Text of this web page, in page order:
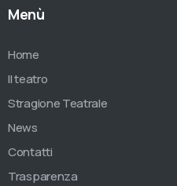
Menù
Home
Il teatro
Stragione Teatrale
News
Contatti
Trasparenza